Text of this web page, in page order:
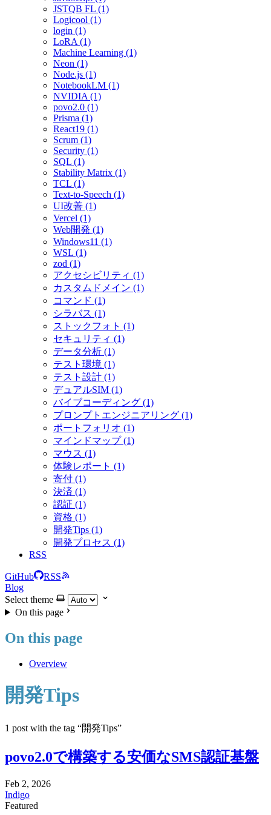
JSTQB FL (1)
Logicool (1)
login (1)
LoRA (1)
Machine Learning (1)
Neon (1)
Node.js (1)
NotebookLM (1)
NVIDIA (1)
povo2.0 (1)
Prisma (1)
React19 (1)
Scrum (1)
Security (1)
SQL (1)
Stability Matrix (1)
TCL (1)
Text-to-Speech (1)
UI改善 (1)
Vercel (1)
Web開発 (1)
Windows11 (1)
WSL (1)
zod (1)
アクセシビリティ (1)
カスタムドメイン (1)
コマンド (1)
シラバス (1)
ストックフォト (1)
セキュリティ (1)
データ分析 (1)
テスト環境 (1)
テスト設計 (1)
デュアルSIM (1)
バイブコーディング (1)
プロンプトエンジニアリング (1)
ポートフォリオ (1)
マインドマップ (1)
マウス (1)
体験レポート (1)
寄付 (1)
決済 (1)
認証 (1)
資格 (1)
開発Tips (1)
開発プロセス (1)
RSS
GitHub
RSS
Blog
Select theme
On this page
On this page
Overview
開発Tips
1 post with the tag “開発Tips”
povo2.0で構築する安価なSMS認証基盤
Feb 2, 2026
Indigo
Featured